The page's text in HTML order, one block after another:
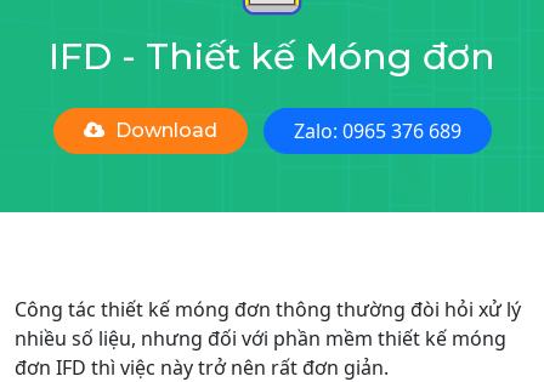
IFD - Thiết kế Móng đơn
Download Zalo: 0965 376 689
Công tác thiết kế móng đơn thông thường đòi hỏi xử lý
nhiều số liệu, nhưng đối với phần mềm thiết kế móng
đơn IFD thì việc này trở nên rất đơn giản.